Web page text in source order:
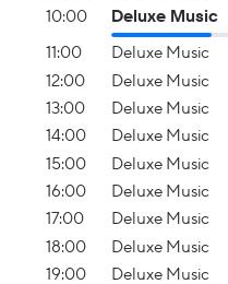
10:00
Deluxe Music
11:00
Deluxe Music
12:00
Deluxe Music
13:00
Deluxe Music
14:00
Deluxe Music
15:00
Deluxe Music
16:00
Deluxe Music
17:00
Deluxe Music
18:00
Deluxe Music
19:00
Deluxe Music